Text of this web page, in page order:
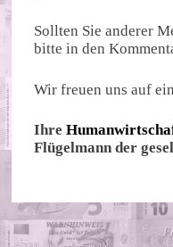
Sollten Sie anderer
bitte in den
Wir freuen uns auf
Ihre
Flügelmann der